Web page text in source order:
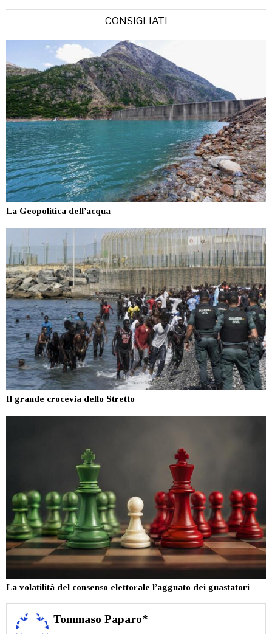
CONSIGLIATI
La Geopolitica dell’acqua
Il grande crocevia dello Stretto
La volatilità del consenso elettorale l’agguato dei guastatori
Tommaso Paparo*